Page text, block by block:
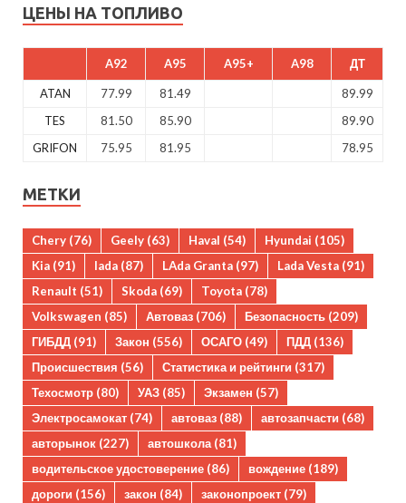
ЦЕНЫ НА ТОПЛИВО
A92 A95 A95+ A98 ДТ
ATAN 77.99 81.49
89.99
TES
81.50 85.90
89.90
GRIFON
75.95 81.95 78.95
МЕТКИ
Chery (76) Geely (63) Haval (54) Hyundai (105)
Kia (91) lada (87) LAda Granta (97) Lada Vesta (91)
Renault (51) Skoda (69) Toyota (78)
Volkswagen (85) Автоваз (706) Безопасность (209)
ГИБДД (91) Закон (556) ОСАГО (49) ПДД (136)
Происшествия (56) Статистика и рейтинги (317)
Техосмотр (80) УАЗ (85) Экзамен (57)
Электросамокат (74) автоваз (88) автозапчасти (68)
авторынок (227) автошкола(81)
водительское удостоверение (86) вождение (189)
дороги (156) закон (84) законопроект (79)